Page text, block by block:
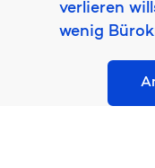
verlieren
wenig